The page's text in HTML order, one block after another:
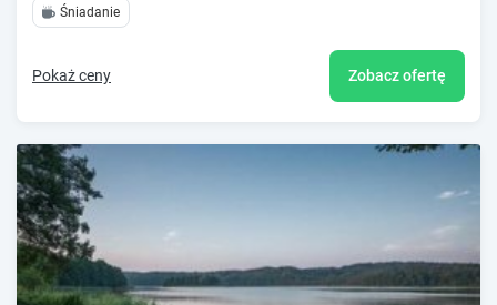
Śniadanie
Pokaż ceny Zobacz ofertę